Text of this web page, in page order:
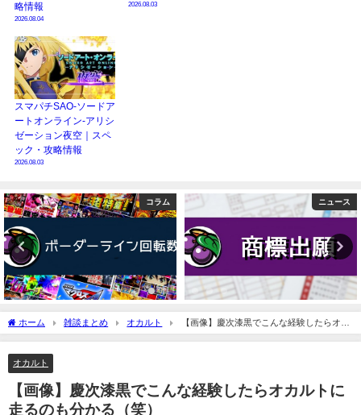
略情報
2026.08.04
2026.08.03
スマパチSAO-ソードア
ートオンライン-アリシ
ゼーション夜空｜スペ
ック・攻略情報
2026.08.03
ニュース コラム
ホーム 雑談まとめ オカルト
【画像】慶次漆黒でこんな経験したらオカ
ルトに走るのも分かる（笑）
オカルト
【画像】慶次漆黒でこんな経験したらオカルトに
走るのも分かる（笑）